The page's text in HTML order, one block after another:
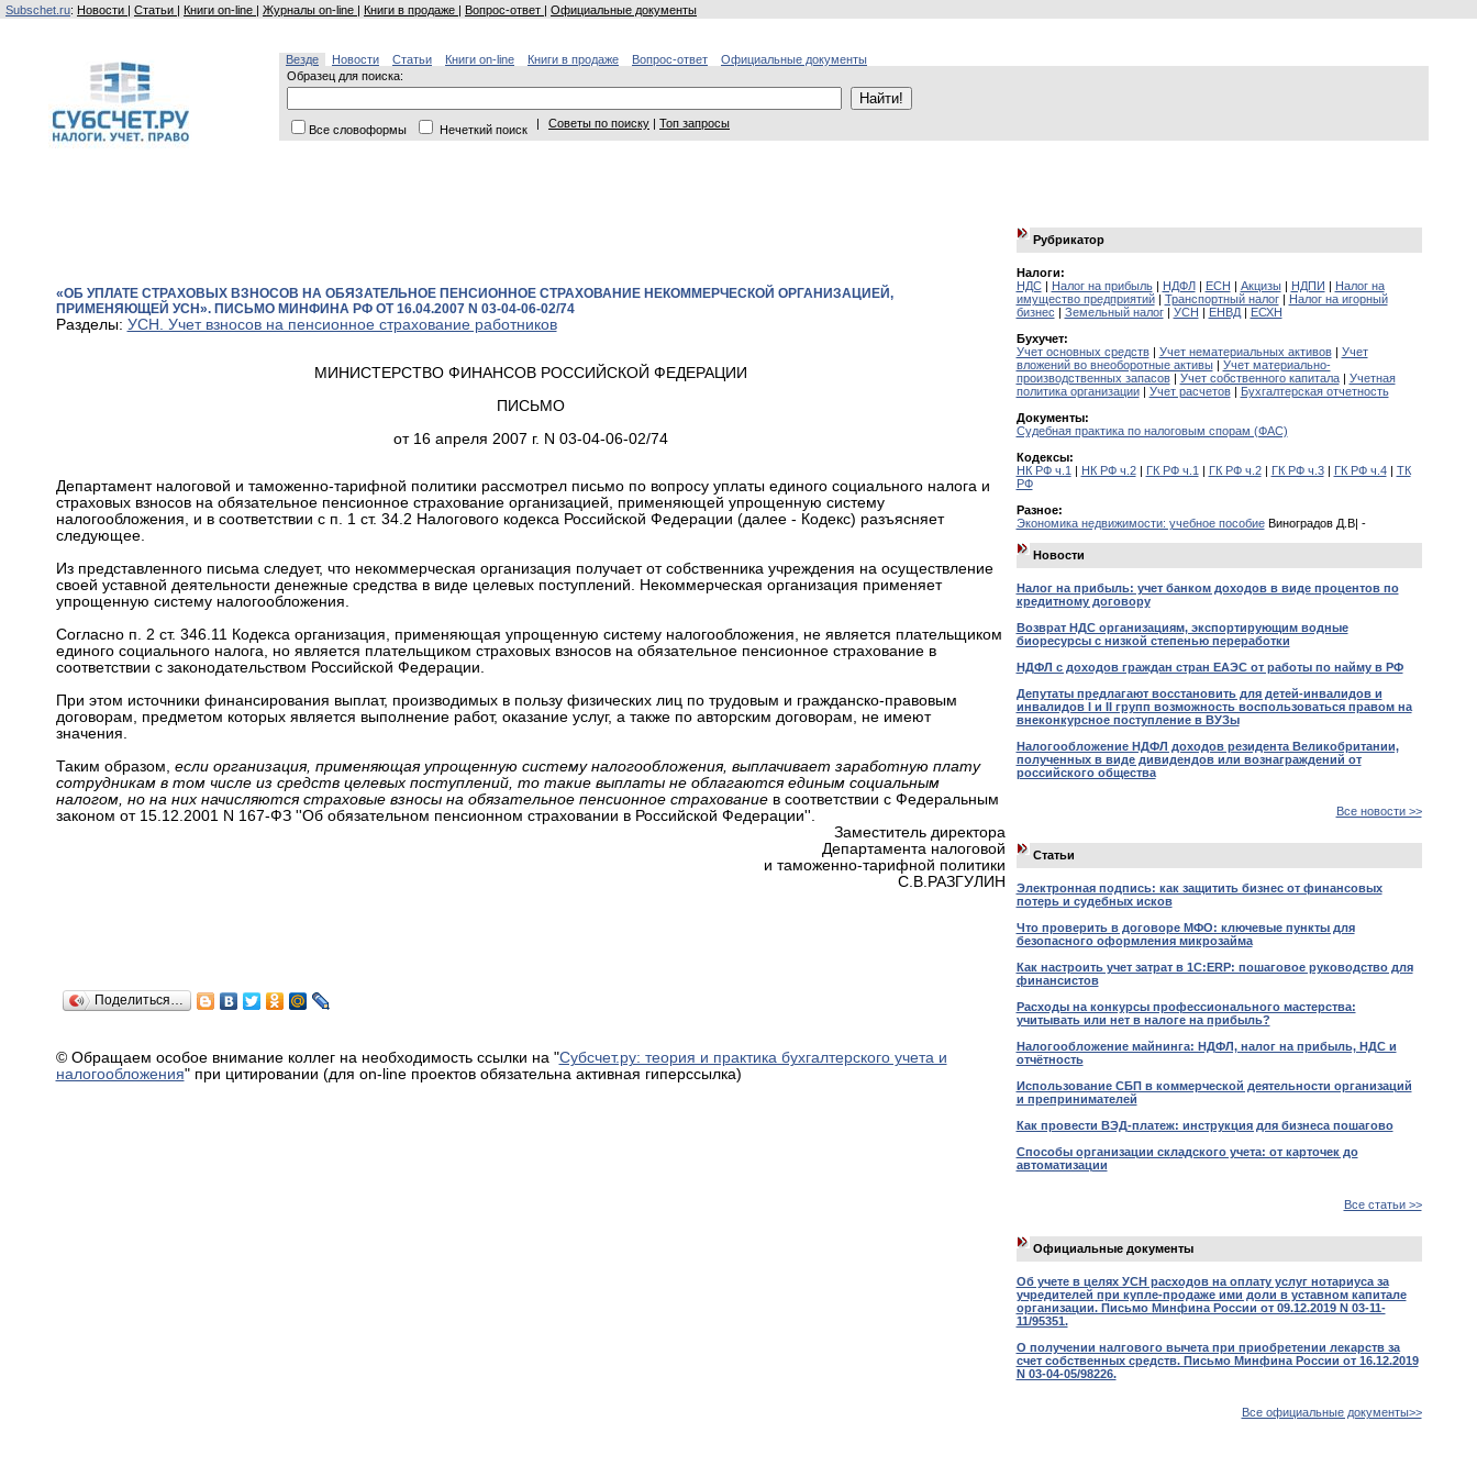
Subschet.ru: Новости | Статьи | Книги on-line | Журналы on-line | Книги в продаже | Вопрос-ответ | Официальные документы
Везде Новости Статьи Книги on-line Книги в продаже Вопрос-ответ
Официальные документы
Образец для поиска:
Все словоформы Нечеткий поиск | Советы по поиску | Топ запросы
«ОБ УПЛАТЕ СТРАХОВЫХ ВЗНОСОВ НА ОБЯЗАТЕЛЬНОЕ ПЕНСИОННОЕ СТРАХОВАНИЕ НЕКОММЕРЧЕСКОЙ ОРГАНИЗАЦИЕЙ,
ПРИМЕНЯЮЩЕЙ УСН». ПИСЬМО МИНФИНА РФ ОТ 16.04.2007 N 03-04-06-02/74
Разделы: УСН. Учет взносов на пенсионное страхование работников
МИНИСТЕРСТВО ФИНАНСОВ РОССИЙСКОЙ ФЕДЕРАЦИИ
ПИСЬМО
от 16 апреля 2007 г. N 03-04-06-02/74
Департамент налоговой и таможенно-тарифной политики рассмотрел письмо по вопросу уплаты единого социального налога и
страховых взносов на обязательное пенсионное страхование организацией, применяющей упрощенную систему
налогообложения, и в соответствии с п. 1 ст. 34.2 Налогового кодекса Российской Федерации (далее - Кодекс) разъясняет
следующее.
Из представленного письма следует, что некоммерческая организация получает от собственника учреждения на осуществление
своей уставной деятельности денежные средства в виде целевых поступлений. Некоммерческая организация применяет
упрощенную систему налогообложения.
Согласно п. 2 ст. 346.11 Кодекса организация, применяющая упрощенную систему налогообложения, не является плательщиком
единого социального налога, но является плательщиком страховых взносов на обязательное пенсионное страхование в
соответствии с законодательством Российской Федерации.
При этом источники финансирования выплат, производимых в пользу физических лиц по трудовым и гражданско-правовым
договорам, предметом которых является выполнение работ, оказание услуг, а также по авторским договорам, не имеют
значения.
Таким образом, если организация, применяющая упрощенную систему налогообложения, выплачивает заработную плату
сотрудникам в том числе из средств целевых поступлений, то такие выплаты не облагаются единым социальным
налогом, но на них начисляются страховые взносы на обязательное пенсионное страхованиев соответствии с Федеральным
законом от 15.12.2001 N 167-ФЗ ''Об обязательном пенсионном страховании в Российской Федерации''.
Заместитель директора
Департамента налоговой
и таможенно-тарифной политики
С.В.РАЗГУЛИН
Поделиться…
© Обращаем особое внимание коллег на необходимость ссылки на "Субсчет.ру: теория и практика бухгалтерского учета и
налогообложения" при цитировании (для on-line проектов обязательна активная гиперссылка)
Рубрикатор
Налоги:
НДС| Налог на прибыль| НДФЛ| ЕСН | Акцизы| НДПИ | Налог на
имущество предприятий| Транспортный налог| Налог на игорный
бизнес | Земельный налог| УСН | ЕНВД| ЕСХН
Бухучет:
Учет основных средств| Учет нематериальных активов| Учет
вложений во внеоборотные активы| Учет материально-
производственных запасов| Учет собственного капитала| Учетная
политика организации| Учет расчетов| Бухгалтерская отчетность
Документы:
Судебная практика по налоговым спорам (ФАС)
Кодексы:
НК РФ ч.1 | НК РФ ч.2| ГК РФ ч.1 | ГК РФ ч.2| ГК РФ ч.3| ГК РФ ч.4| ТК
РФ
Разное:
Экономика недвижимости: учебное пособиеВиноградов Д.В| -
Новости
Налог на прибыль: учет банком доходов в виде процентов по
кредитному договору
Возврат НДС организациям, экспортирующим водные
биоресурсы с низкой степенью переработки
НДФЛ с доходов граждан стран ЕАЭС от работы по найму в РФ
Депутаты предлагают восстановить для детей-инвалидов и
инвалидов I и II групп возможность воспользоваться правом на
внеконкурсное поступление в ВУЗы
Налогообложение НДФЛ доходов резидента Великобритании,
полученных в виде дивидендов или вознаграждений от
российского общества
Все новости >>
Статьи
Электронная подпись: как защитить бизнес от финансовых
потерь и судебных исков
Что проверить в договоре МФО: ключевые пункты для
безопасного оформления микрозайма
Как настроить учет затрат в 1С:ERP: пошаговое руководство для
финансистов
Расходы на конкурсы профессионального мастерства:
учитывать или нет в налоге на прибыль?
Налогообложение майнинга: НДФЛ, налог на прибыль, НДС и
отчётность
Использование СБП в коммерческой деятельности организаций
и препринимателей
Как провести ВЭД-платеж: инструкция для бизнеса пошагово
Способы организации складского учета: от карточек до
автоматизации
Все статьи >>
Официальные документы
Об учете в целях УСН расходов на оплату услуг нотариуса за
учредителей при купле-продаже ими доли в уставном капитале
организации. Письмо Минфина России от 09.12.2019 N 03-11-
11/95351.
О получении налгового вычета при приобретении лекарств за
счет собственных средств. Письмо Минфина России от 16.12.2019
N 03-04-05/98226.
Все официальные документы>>